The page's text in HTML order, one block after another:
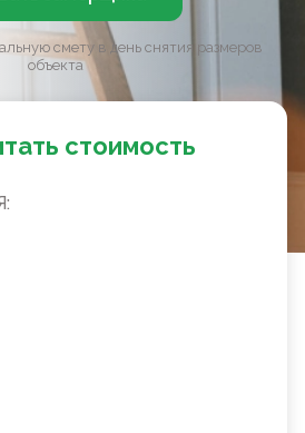
смету в день снятия размеров
объекта
стоимость